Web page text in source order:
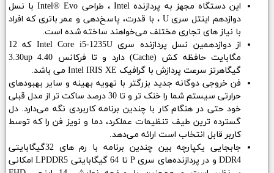
این دستگاه مجهز به پردازنده Intel ، طراحی Intel® Evo با نسل
دوازدهم اینتل سری U ، با قدرت، پاسخ‌دهی و عمر باتری که افراد
با نیاز های تجاری مختلف می‌خواهند ساخته شده‌ است.
از دوازدهمین نسل پردازنده سری Intel Core i5-1235U که 12
مگابایت حافظه کش (Cache) دارد و تا فرکانس 3.30up 4.40
گیگاهرتز سرعت پردازش با گرافیک Intel IRIS XE می باشد.
فن خروجی دوگانه جدید بزرگتر با تهویه بهینه و سایر بهبودهای
حرارتی سیستم شما را خنک تر و تا 30 درصد ساکت تر از مدل قبلی
خود حتی در هنگام کار با چندین برنامه کاربردی نگه می‌دارد. دل
گسترده ترین طیف تنظیمات عملکرد، دما و نویز فن را که توسط
کاربر قابل انتخاب است ارائه می‌دهد.
جابجایی یکپارچه بین چندین برنامه با رم های 32گیگابایتی
DDR4 و در پردازنده‌های سری P تا 64 گیگابایتی LPDDR5 امکانی